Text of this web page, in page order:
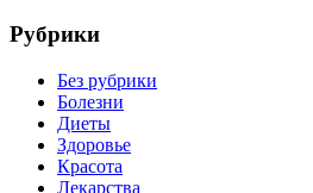
Рубрики
Без рубрики
Болезни
Диеты
Здоровье
Красота
Лекарства